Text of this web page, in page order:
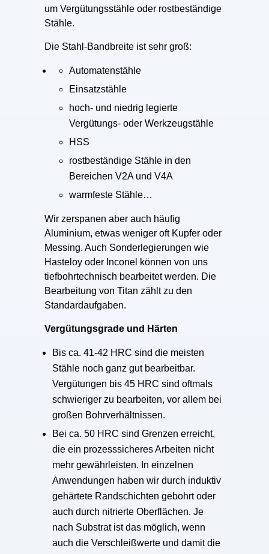
um Vergütungsstähle oder rostbeständige
Stähle.
Die Stahl-Bandbreite ist sehr groß:
Automatenstähle
Einsatzstähle
hoch- und niedrig legierte
Vergütungs- oder Werkzeugstähle
HSS
rostbeständige Stähle in den
Bereichen V2A und V4A
warmfeste Stähle…
Wir zerspanen aber auch häufig
Aluminium, etwas weniger oft Kupfer oder
Messing. Auch Sonderlegierungen wie
Hasteloy oder Inconel können von uns
tiefbohrtechnisch bearbeitet werden. Die
Bearbeitung von Titan zählt zu den
Standardaufgaben.
Vergütungsgrade und Härten
Bis ca. 41-42 HRC sind die meisten
Stähle noch ganz gut bearbeitbar.
Vergütungen bis 45 HRC sind oftmals
schwieriger zu bearbeiten, vor allem bei
großen Bohrverhältnissen.
Bei ca. 50 HRC sind Grenzen erreicht,
die ein prozesssicheres Arbeiten nicht
mehr gewährleisten. In einzelnen
Anwendungen haben wir durch induktiv
gehärtete Randschichten gebohrt oder
auch durch nitrierte Oberflächen. Je
nach Substrat ist das möglich, wenn
auch die Verschleißwerte und damit die